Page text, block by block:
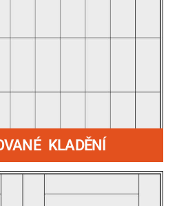
KLADĚNÍ